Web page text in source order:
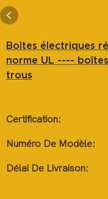
Boîtes électriques
norme UL ----
trous
Certification:
Numéro De Modèle:
Délai De Livraison: